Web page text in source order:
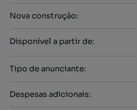
Nova construção:
Disponível a partir de:
Tipo de anunciante:
Despesas adicionais: